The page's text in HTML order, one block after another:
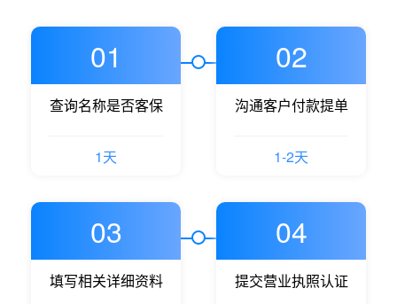
01
查询名称是否客保
1天
02
沟通客户付款提单
1-2天
03
填写相关详细资料
04
提交营业执照认证